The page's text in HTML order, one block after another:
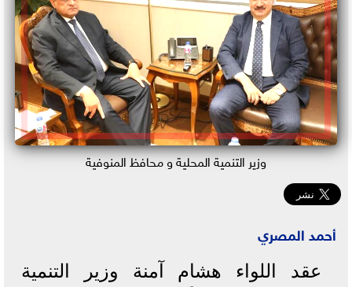
وزير التنمية المحلية و محافظ المنوفية
أحمد المصري
عقد اللواء هشام آمنة وزير التنمية